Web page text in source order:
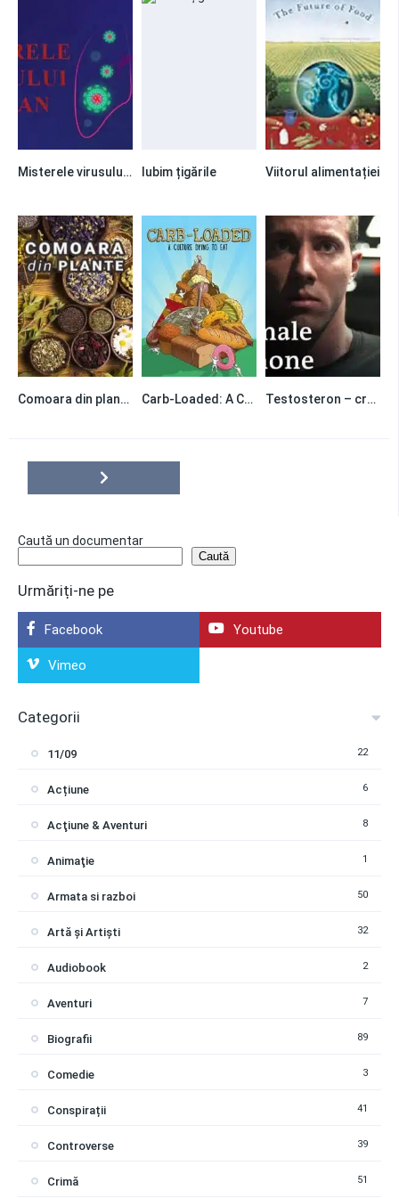
0Misterele virusului Wuhan Iubim țigările 0
Viitorul alimentației
0Comoara din plante 0
Carb-Loaded: A Culture Dying to Eat 0
Testosteron – crearea unui om
Caută un documentar
Caută
Urmăriți-ne pe
Facebook Youtube
Vimeo
Categorii
11/09 22
Acțiune 6
Acţiune & Aventuri 8
Animaţie 1
Armata si razboi 50
Artă și Artiști 32
Audiobook 2
Aventuri 7
Biografii 89
Comedie 3
Conspirații 41
Controverse 39
Crimă 51